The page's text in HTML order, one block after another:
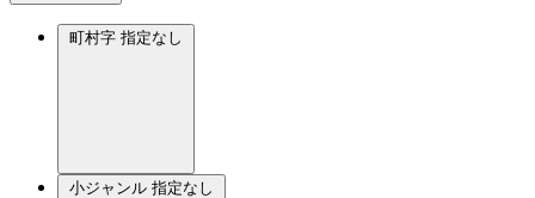
町村字 指定なし
小ジャンル 指定なし